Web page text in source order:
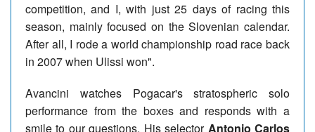
competition, and I, with just 25 days of racing this
season, mainly focused on the Slovenian calendar.
After all, I rode a world championship road race back
in 2007 when Ulissi won".
Avancini watches Pogacar's stratospheric solo
performance from the boxes and responds with a
smile to our questions. His selector Antonio Carlos